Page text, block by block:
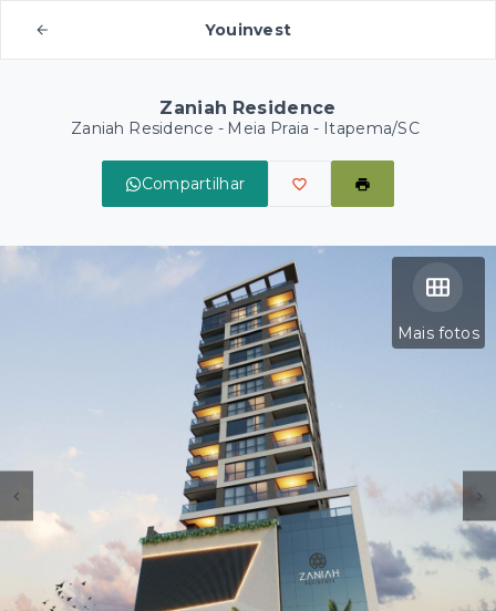
Youinvest
Zaniah Residence
Zaniah Residence - Meia Praia - Itapema/SC
Compartilhar
Mais fotos